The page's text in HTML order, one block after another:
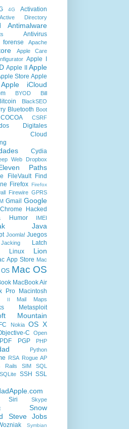
4G
Activation
Active Directory
Antimalware
Antivirus
Apache
Apple Care
Apple I
Apple II
Apple
Store Apple
Apple iCloud
BYOD
Bill
BlackSEO
Bluetooth Boot
COCOA CSRF
Digitales
Cloud
Cydia
Web
Dropbox
Paths
FileVault
Find
Firefox Firefox
Firewire GPRS
Gmail Google
Hacked
Humor IMEI
Java
Joomla! Juegos
Latch
Linux Lion
App Store Mac
OS Mac OS
MacBook Air
Pro
Macintosh
II Mail Maps
Metasploit
Mountain
Nokia OS X
C
Open
PDF PGP PHP
Python
RSA Rogue AP
Rails
SIM
SQL
SQLite SSH SSL
Siri
Skype
Snow
Steve Jobs
Symbian